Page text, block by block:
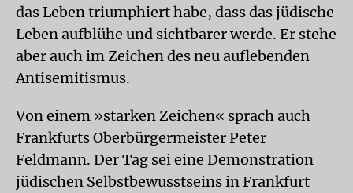
das Leben triumphiert habe, dass das jüdische
Leben aufblühe und sichtbarer werde. Er stehe
aber auch im Zeichen des neu auflebenden
Antisemitismus.
Von einem »starken Zeichen« sprach auch
Frankfurts Oberbürgermeister Peter
Feldmann. Der Tag sei eine Demonstration
jüdischen Selbstbewusstseins in Frankfurt